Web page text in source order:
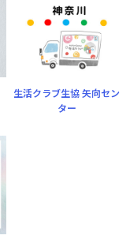
生活クラブ生協 矢向セン
ター